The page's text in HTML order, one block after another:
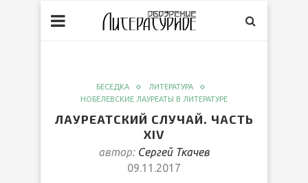
БЕСЕДКА
ЛИТЕРАТУРА
НОБЕЛЕВСКИЕ ЛАУРЕАТЫ В ЛИТЕРАТУРЕ
ЛАУРЕАТСКИЙ СЛУЧАЙ. ЧАСТЬ
ХIV
автор: Сергей Ткачев
09.11.2017